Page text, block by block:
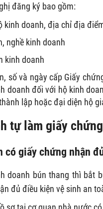
đăng ký bao gồm:
kinh doanh, địa chỉ địa
nghề kinh doanh
kinh doanh
số và ngày cấp Giấy
doanh đối với hộ kinh
lập hoặc đại diện hộ
tự làm giấy
có giấy chứng nhận
doanh bún thang thì bắt
đủ điều kiện vệ sinh an